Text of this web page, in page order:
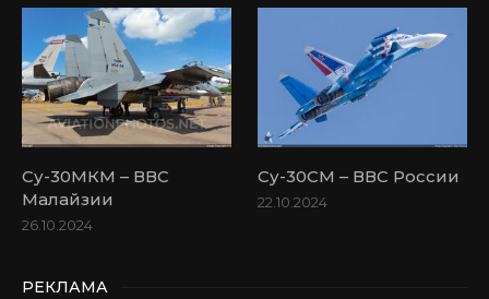
Су-30МКМ – ВВС
Малайзии
26.10.2024
Су-30СМ – ВВС России
22.10.2024
РЕКЛАМА